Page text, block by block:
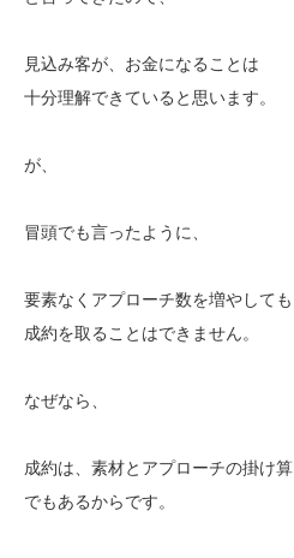
見込み客が、お金になることは
十分理解できていると思います。
が、
冒頭でも言ったように、
要素なくアプローチ数を増やしても
成約を取ることはできません。
なぜなら、
成約は、素材とアプローチの掛け算
でもあるからです。